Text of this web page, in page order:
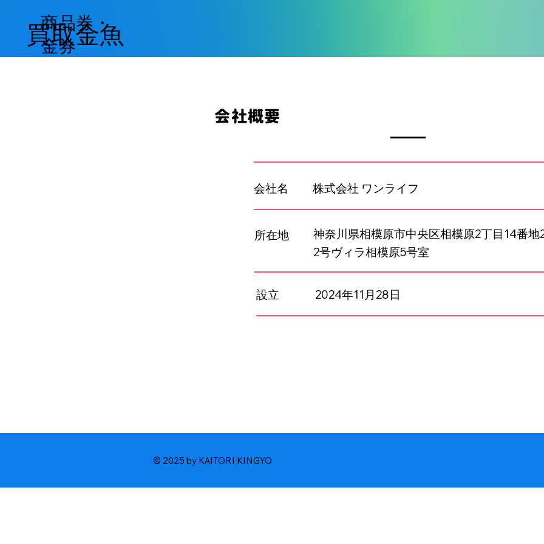
​買取金魚
商品券・
金券
会社概要
会社名 株式会社 ワンライフ
所在地
神奈川県相模原市中央区相模原2丁目14番地
2号ヴィラ相模原5号室
設立 2024年11月28日
© 2025 by KAITORI KINGYO